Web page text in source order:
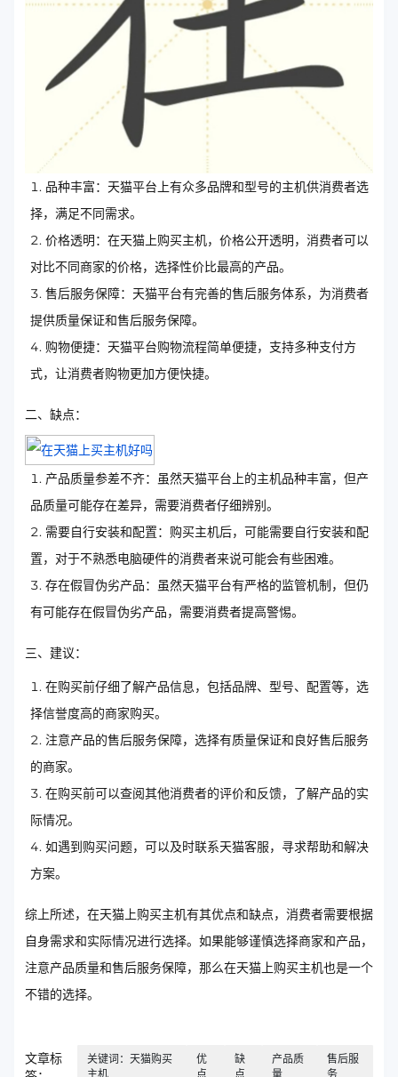
品种丰富：天猫平台上有众多品牌和型号的主机供消费者选
择，满足不同需求。
价格透明：在天猫上购买主机，价格公开透明，消费者可以
对比不同商家的价格，选择性价比最高的产品。
售后服务保障：天猫平台有完善的售后服务体系，为消费者
提供质量保证和售后服务保障。
购物便捷：天猫平台购物流程简单便捷，支持多种支付方
式，让消费者购物更加方便快捷。
二、缺点：
产品质量参差不齐：虽然天猫平台上的主机品种丰富，但产
品质量可能存在差异，需要消费者仔细辨别。
需要自行安装和配置：购买主机后，可能需要自行安装和配
置，对于不熟悉电脑硬件的消费者来说可能会有些困难。
存在假冒伪劣产品：虽然天猫平台有严格的监管机制，但仍
有可能存在假冒伪劣产品，需要消费者提高警惕。
三、建议：
在购买前仔细了解产品信息，包括品牌、型号、配置等，选
择信誉度高的商家购买。
注意产品的售后服务保障，选择有质量保证和良好售后服务
的商家。
在购买前可以查阅其他消费者的评价和反馈，了解产品的实
际情况。
如遇到购买问题，可以及时联系天猫客服，寻求帮助和解决
方案。
综上所述，在天猫上购买主机有其优点和缺点，消费者需要根据
自身需求和实际情况进行选择。如果能够谨慎选择商家和产品，
注意产品质量和售后服务保障，那么在天猫上购买主机也是一个
不错的选择。
文章标
关键词：天猫购买
主机
优
点
缺
点
产品质
量
售后服
务